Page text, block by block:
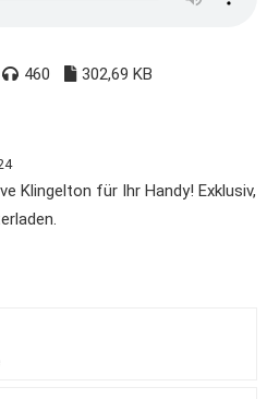
460 302,69 KB
Klingelton für Ihr Handy! Exklusiv,